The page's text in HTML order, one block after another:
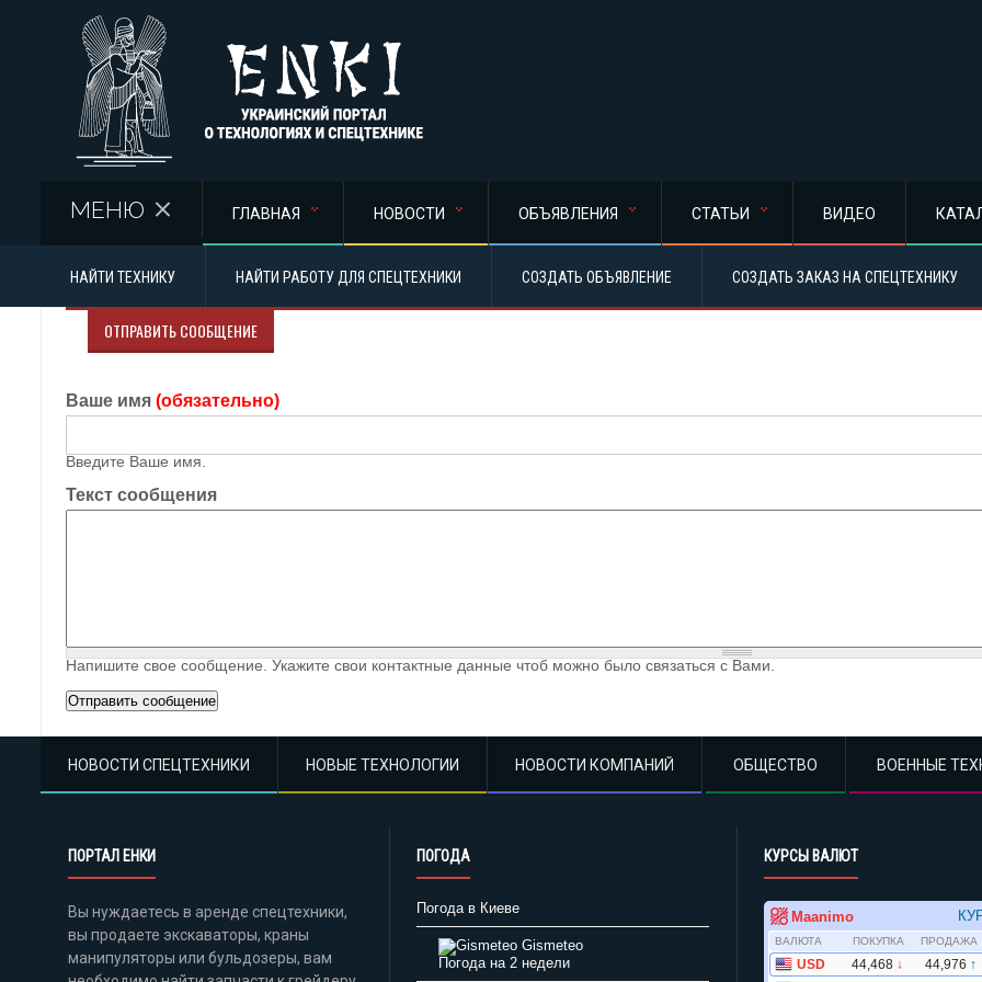
МЕНЮ ГЛАВНАЯ НОВОСТИ ОБЪЯВЛЕНИЯ СТАТЬИ ВИДЕО
НАЙТИ ТЕХНИКУ НАЙТИ РАБОТУ ДЛЯ СПЕЦТЕХНИКИ СОЗДАТЬ ОБЪЯВЛЕНИЕ СОЗДАТЬ ЗАКАЗ НА СПЕЦТЕХНИКУ
ОТПРАВИТЬ СООБЩЕНИЕ
Ваше имя (обязательно)
Введите Ваше имя.
Текст сообщения
Напишите свое сообщение. Укажите свои контактные данные чтоб можно было связаться с Вами.
НОВОСТИ СПЕЦТЕХНИКИ НОВЫЕ ТЕХНОЛОГИИ НОВОСТИ КОМПАНИЙ ОБЩЕСТВО ВОЕННЫЕ
ПОРТАЛ ЕНКИ
Вы нуждаетесь в аренде спецтехники,
вы продаете экскаваторы, краны
манипуляторы или бульдозеры, вам
ПОГОДА
Погода в Киеве
Gismeteo
Погода на 2 недели
КУРСЫ ВАЛЮТ